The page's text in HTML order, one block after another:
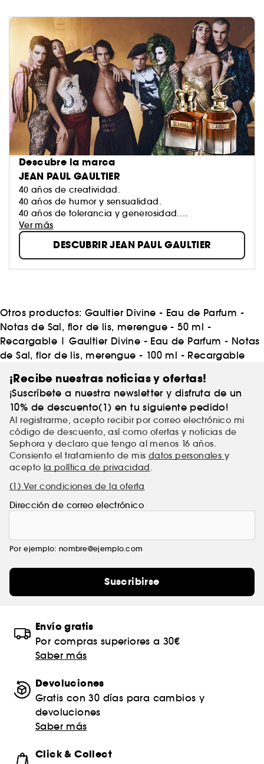
Descubre la marca
JEAN PAUL GAULTIER
40 años de creatividad.
40 años de humor y sensualidad.
40 años de tolerancia y generosidad.
40 años de valores eclécticos, humanos y alegres.
40 años de irreverencia y “chic” en estado puro.
40 años trasladando la calle a la alta costura y la
alta costura a la calle.
Este es el universo de Jean Paul Gaultier.
Ver más
DESCUBRIR JEAN PAUL GAULTIER
Otros productos: Gaultier Divine - Eau de Parfum -
Notas de Sal, flor de lis, merengue - 50 ml -
Recargable |Gaultier Divine - Eau de Parfum - Notas
de Sal, flor de lis, merengue - 100 ml - Recargable
¡Recibe nuestras noticias y ofertas!
¡Suscríbete a nuestra newsletter y disfruta de un
10% de descuento(1) en tu siguiente pedido!
Al registrarme, acepto recibir por correo electrónico mi
código de descuento, así como ofertas y noticias de
Sephora y declaro que tengo al menos 16 años.
Consiento el tratamiento de mis datos personales y
acepto la política de privacidad.
(1) Ver condiciones de la oferta
Dirección de correo electrónico
Por ejemplo: nombre@ejemplo.com
Suscribirse
Envío gratis
Por compras superiores a 30€
Saber más
Devoluciones
Gratis con 30 días para cambios y
devoluciones
Saber más
Click & Collect